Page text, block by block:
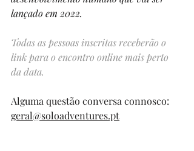
lançado em 2022.
Todas as pessoas inscritas receberão o
link para o encontro online mais perto
da data.
Alguma questão conversa connosco:
geral@soloadventures.pt